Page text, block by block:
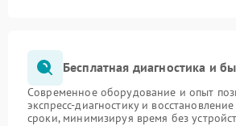
Бесплатная диагностика и
Современное оборудование и опыт
экспресс-диагностику и
сроки, минимизируя время без